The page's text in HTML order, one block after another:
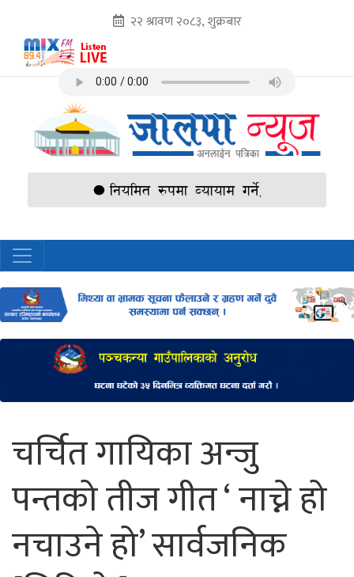
२२ श्रावण २०८३, शुक्रबार
चर्चित गायिका अन्जु
पन्तको तीज गीत ‘ नाच्ने हो
नचाउने हो’ सार्वजनिक